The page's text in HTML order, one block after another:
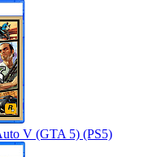
V (GTA 5) (PS5)